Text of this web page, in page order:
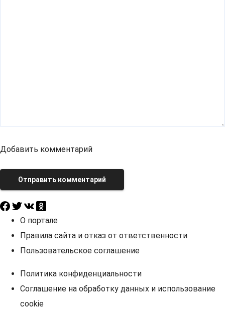
Добавить комментарий
Отправить комментарий
О портале
Правила сайта и отказ от ответственности
Пользовательское соглашение
Политика конфиденциальности
Соглашение на обработку данных и использование
cookie